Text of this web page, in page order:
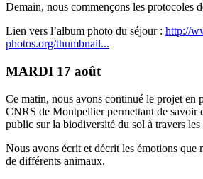
Demain, nous commençons les protocoles
Lien vers l’album photo du séjour : http://
photos.org/thumbnail...
MARDI 17 août
Ce matin, nous avons continué le projet en
CNRS de Montpellier permettant de savoir
public sur la biodiversité du sol à travers les
Nous avons écrit et décrit les émotions que
de différents animaux.